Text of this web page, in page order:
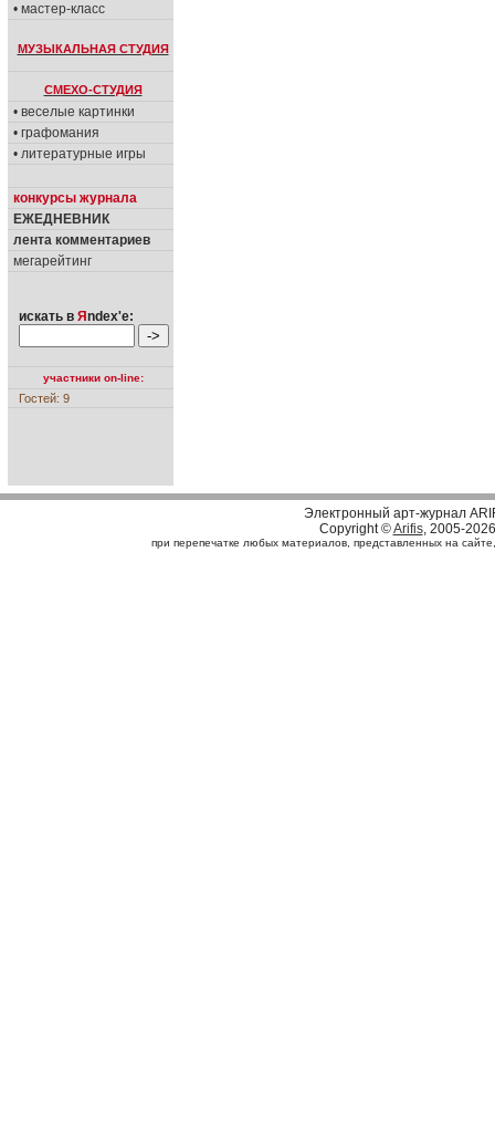
• мастер-класс
МУЗЫКАЛЬНАЯ СТУДИЯ
СМЕХО-СТУДИЯ
• веселые картинки
• графомания
• литературные игры
конкурсы журнала
ЕЖЕДНЕВНИК
лента комментариев
мегарейтинг
искать в Я ndex'е:
участники on-line:
Гостей: 9
Электронный арт-журнал
Copyright ©Arifis, 2005-2026
при перепечатке любых материалов, представленных на